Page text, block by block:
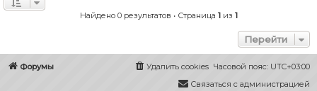
Найдено 0 результатов • Страница 1из 1
Перейти
Форумы Часовой пояс: UTC+03:00
Удалить cookies
Связаться с администрацией